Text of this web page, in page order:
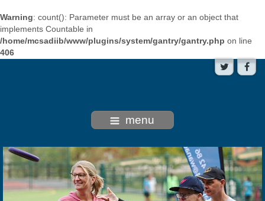
Warning: count(): Parameter must be an array or an object that
implements Countable in
/home/mcsadiib/www/plugins/system/gantry/gantry.php on line
406
menu